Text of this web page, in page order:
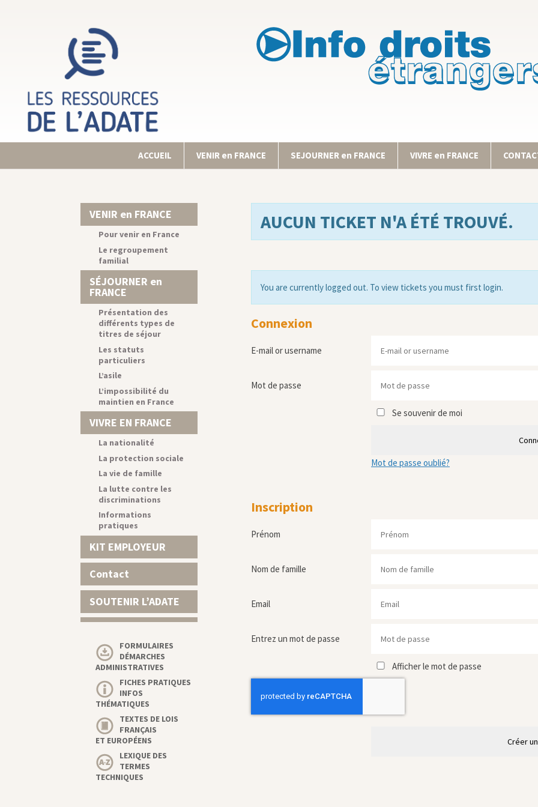
ACCUEIL VENIR en FRANCE SEJOURNER en FRANCE VIVRE en FRANCE
AUCUN TICKET N'A ÉTÉ TROUVÉ.
You are currently logged out. To view tickets you must first login.
Connexion
E-mail or username
Mot de passe
Se souvenir de moi
Mot de passe oublié?
Inscription
Prénom
Nom de famille
Email
Entrez un mot de passe
Afficher le mot de passe
Créer
VENIR en FRANCE
Pour venir en France
Le regroupement
familial
SÉJOURNER en
FRANCE
Présentation des
différents types de
titres de séjour
Les statuts
particuliers
L’asile
L’impossibilité du
maintien en France
VIVRE EN FRANCE
La nationalité
La protection sociale
La vie de famille
La lutte contre les
discriminations
Informations
pratiques
KIT EMPLOYEUR
Contact
SOUTENIR L’ADATE
FORMULAIRES
DÉMARCHES
ADMINISTRATIVES
FICHES PRATIQUES
INFOS
THÉMATIQUES
TEXTES DE LOIS
FRANÇAIS
ET EUROPÉENS
LEXIQUE DES
TERMES
TECHNIQUES